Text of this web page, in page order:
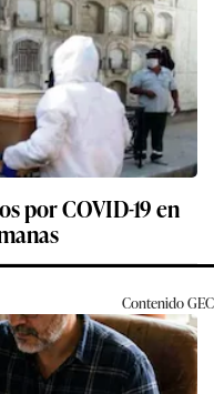
por COVID-19 en
ContenidoGEC